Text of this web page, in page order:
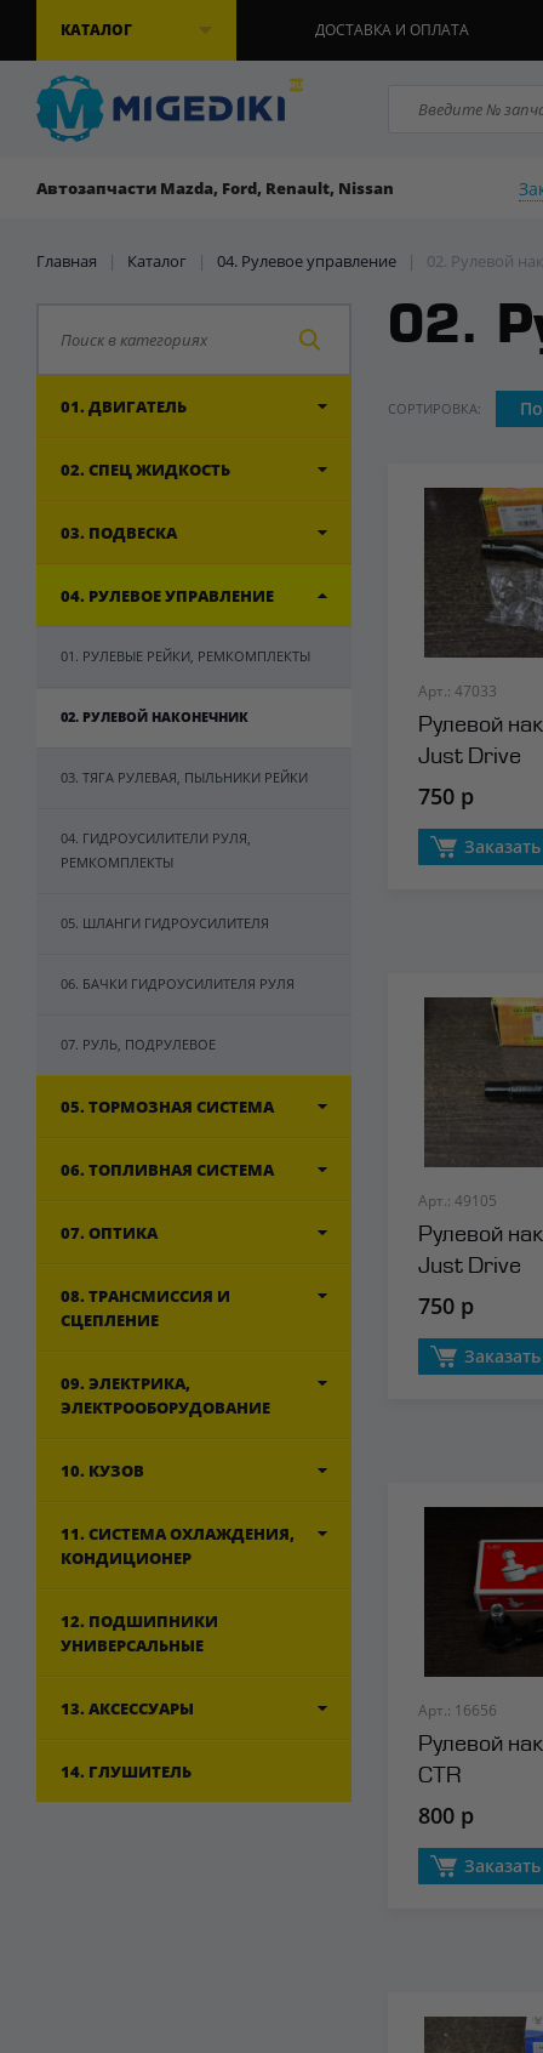
КАТАЛОГ ДОСТАВКА И ОПЛАТА
Автозапчасти Mazda, Ford, Renault, Nissan
Главная | Каталог | 04. Рулевое управление | 02. Рулевой
01. ДВИГАТЕЛЬ
02. СПЕЦ ЖИДКОСТЬ
03. ПОДВЕСКА
04. РУЛЕВОЕ УПРАВЛЕНИЕ
01. РУЛЕВЫЕ РЕЙКИ, РЕМКОМПЛЕКТЫ
02. РУЛЕВОЙ НАКОНЕЧНИК
03. ТЯГА РУЛЕВАЯ, ПЫЛЬНИКИ РЕЙКИ
04. ГИДРОУСИЛИТЕЛИ РУЛЯ,
РЕМКОМПЛЕКТЫ
05. ШЛАНГИ ГИДРОУСИЛИТЕЛЯ
06. БАЧКИ ГИДРОУСИЛИТЕЛЯ РУЛЯ
07. РУЛЬ, ПОДРУЛЕВОЕ
05. ТОРМОЗНАЯ СИСТЕМА
06. ТОПЛИВНАЯ СИСТЕМА
07. ОПТИКА
08. ТРАНСМИССИЯ И
СЦЕПЛЕНИЕ
09. ЭЛЕКТРИКА,
ЭЛЕКТРООБОРУДОВАНИЕ
10. КУЗОВ
11. СИСТЕМА ОХЛАЖДЕНИЯ,
КОНДИЦИОНЕР
12. ПОДШИПНИКИ
УНИВЕРСАЛЬНЫЕ
13. АКСЕССУАРЫ
14. ГЛУШИТЕЛЬ
02.
СОРТИРОВКА:
Арт.: 47033
Рулевой
Just Drive
750 р
Заказать
Арт.: 49105
Рулевой
Just Drive
750 р
Заказать
Арт.: 16656
Рулевой
CTR
800 р
Заказать